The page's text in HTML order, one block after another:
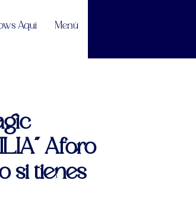
Aquí Menú
Aforo
si tienes